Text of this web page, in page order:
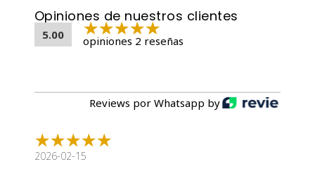
Opiniones de nuestros clientes
5.00 opiniones 2 reseñas
Reviews por Whatsapp by
2026-02-15